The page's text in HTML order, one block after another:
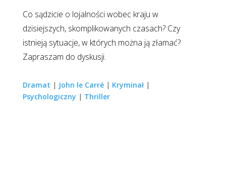
Co sądzicie o lojalności wobec kraju w
dzisiejszych, skomplikowanych czasach? Czy
istnieją sytuacje, w których można ją złamać?
Zapraszam do dyskusji.
Dramat | John le Carré| Kryminał|
Psychologiczny | Thriller